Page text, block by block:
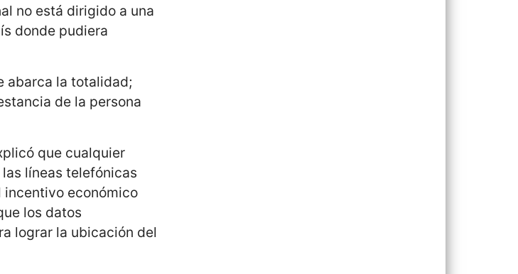
no está dirigido a una
donde pudiera
abarca la totalidad;
de la persona
que cualquier
líneas telefónicas
incentivo económico
los datos
lograr la ubicación del